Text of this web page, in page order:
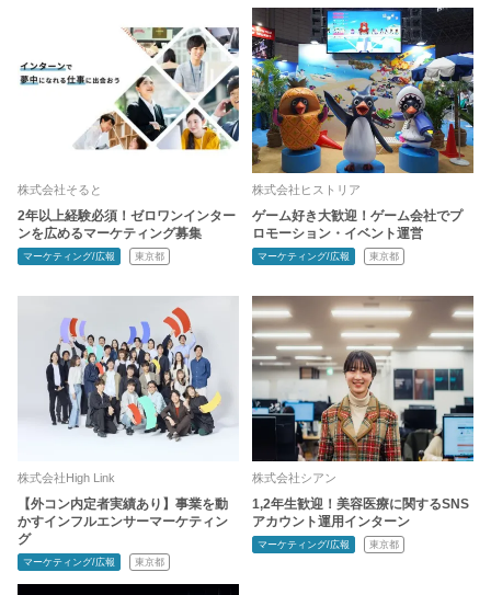
株式会社そると
2年以上経験必須！ゼロワンインター
ンを広めるマーケティング募集
マーケティング/広報 東京都
株式会社ヒストリア
ゲーム好き大歓迎！ゲーム会社でプ
ロモーション・イベント運営
マーケティング/広報 東京都
株式会社High Link
【外コン内定者実績あり】事業を動
かすインフルエンサーマーケティン
グ
マーケティング/広報 東京都
株式会社シアン
1,2年生歓迎！美容医療に関するSNS
アカウント運用インターン
マーケティング/広報 東京都